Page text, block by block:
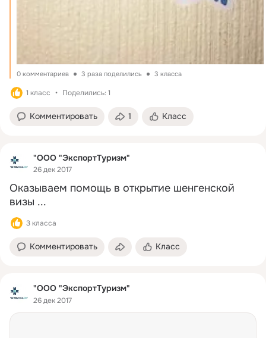
0 комментариев 3 раза поделились 3 класса
1 класс Поделились: 1
Комментировать 1 Класс
"ООО "ЭкспортТуризм"
26 дек 2017
Оказываем помощь в открытие шенгенской
визы ...
3 класса
Комментировать Класс
"ООО "ЭкспортТуризм"
26 дек 2017